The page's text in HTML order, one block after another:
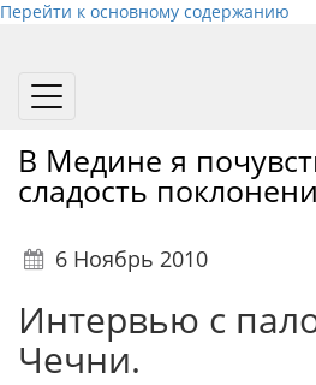
Перейти к основному содержанию
Toggle
В Медине я
сладость
6 Ноябрь 2010
Интервью с
Чечни.